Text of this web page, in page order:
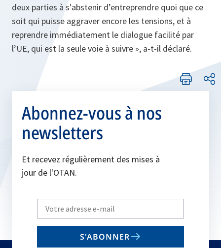
deux parties à s'abstenir d’entreprendre quoi que ce
soit qui puisse aggraver encore les tensions, et à
reprendre immédiatement le dialogue facilité par
l’UE, qui est la seule voie à suivre », a-t-il déclaré.
Abonnez-vous à nos
newsletters
Et recevez régulièrement des mises à
jour de l'OTAN.
Write
your
email
S'ABONNER